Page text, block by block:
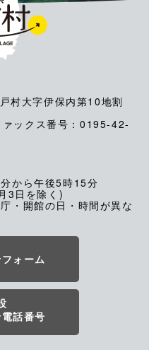
村大字伊保内第10地割
ックス番号：0195-42-
から午後5時15分
3日を除く)
・開館の日・時間が異な
ォーム
話番号